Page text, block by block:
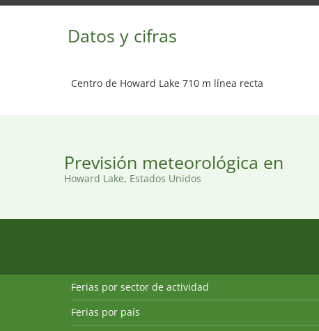
Datos y cifras
Centro de Howard Lake 710 m línea recta
Previsión meteorológica en
Howard Lake, Estados Unidos
Ferias por sector de actividad
Ferias por país